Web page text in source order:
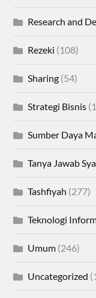
Research and
Rezeki (108)
Sharing (54)
Strategi Bisnis
Sumber Daya
Tanya Jawab
Tashfiyah (277)
Teknologi
Umum (246)
Uncategorized